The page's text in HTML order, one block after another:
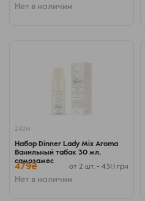
Нет в наличии
24214
Набор Dinner Lady Mix Aroma
Ванильный табак 30 мл,
самозамес
479₴ от 2 шт. - 431.1 грн
Нет в наличии